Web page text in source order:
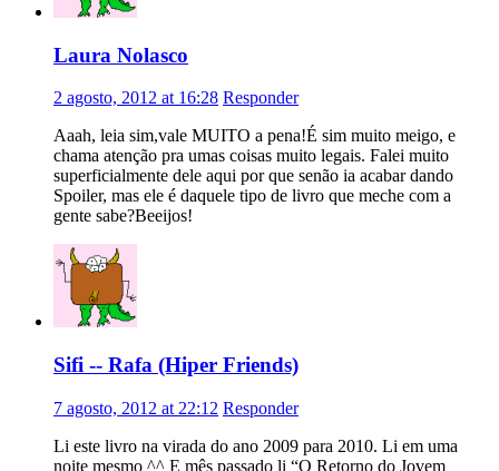
Laura Nolasco
2 agosto, 2012 at 16:28 Responder
Aaah, leia sim,vale MUITO a pena!É sim muito meigo, e
chama atenção pra umas coisas muito legais. Falei muito
superficialmente dele aqui por que senão ia acabar dando
Spoiler, mas ele é daquele tipo de livro que meche com a
gente sabe?Beeijos!
Sifi -- Rafa (Hiper Friends)
7 agosto, 2012 at 22:12 Responder
Li este livro na virada do ano 2009 para 2010. Li em uma
noite mesmo ^^ E mês passado li “O Retorno do Jovem